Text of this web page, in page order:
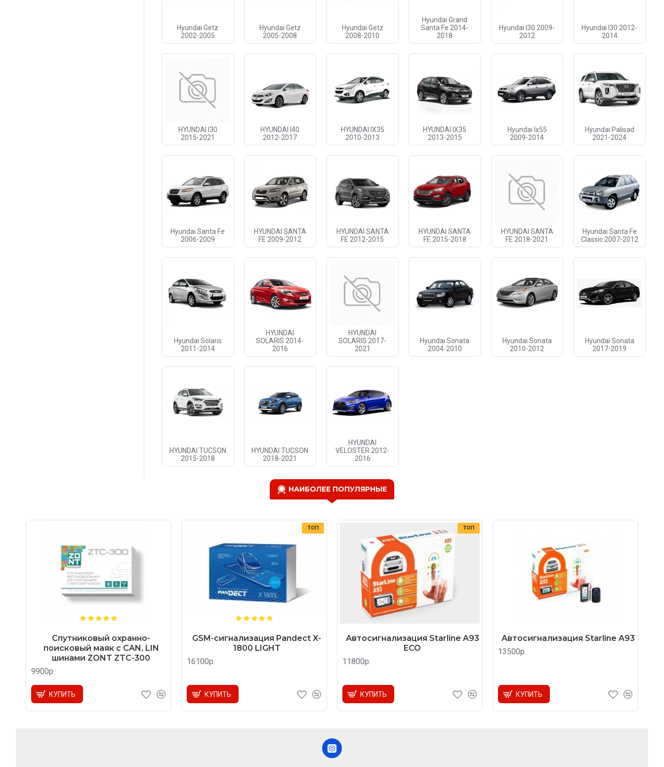
Hyundai Getz
2002-2005
Hyundai Getz
2005-2008
Hyundai Getz
2008-2010
Hyundai Grand
Santa Fe 2014-
2018
Hyundai I30 2009-
2012
Hyundai I30 2012-
2014
HYUNDAI I30
2015-2021
HYUNDAI I40
2012-2017
HYUNDAI IX35
2010-2013
HYUNDAI IX35
2013-2015
Hyundai Ix55
2009-2014
Hyundai Palisad
2021-2024
Hyundai Santa Fe
2006-2009
HYUNDAI SANTA
FE 2009-2012
HYUNDAI SANTA
FE 2012-2015
HYUNDAI SANTA
FE 2015-2018
HYUNDAI SANTA
FE 2018-2021
Hyundai Santa Fe
Classic 2007-2012
Hyundai Solaris
2011-2014
HYUNDAI
SOLARIS 2014-
2016
HYUNDAI
SOLARIS 2017-
2021
Hyundai Sonata
2004-2010
Hyundai Sonata
2010-2012
Hyundai Sonata
2017-2019
HYUNDAI TUCSON
2015-2018
HYUNDAI TUCSON
2018-2021
HYUNDAI
VELOSTER 2012-
2016
НАИБОЛЕЕ ПОПУЛЯРНЫЕ
Спутниковый охранно-
поисковый маяк с CAN, LIN
шинами ZONT ZTC-300
9900р.
КУПИТЬ
ТОП
GSM-сигнализация Pandect X-
1800 LIGHT
16100р.
КУПИТЬ
ТОП
Автосигнализация Starline A93
ECO
11800р.
КУПИТЬ
Автосигнализация Starline A93
13500р.
КУПИТЬ